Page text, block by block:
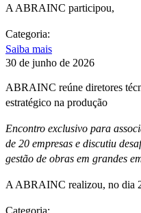
A ABRAINC participou,
Categoria:
Saiba mais
30 de junho de 2026
ABRAINC reúne diretores
estratégico na produção
Encontro exclusivo para
de 20 empresas e discutiu
gestão de obras em grandes
A ABRAINC realizou, no dia